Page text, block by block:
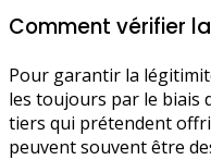
Comment vérifier
Pour garantir la
les toujours par le biais
tiers qui prétendent
peuvent souvent être